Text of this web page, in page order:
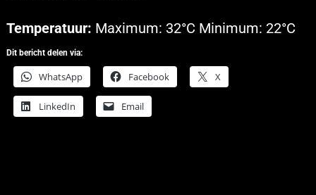
Temperatuur: Maximum: 32°C Minimum: 22°C
Dit bericht delen via:
WhatsApp Facebook X
LinkedIn Email